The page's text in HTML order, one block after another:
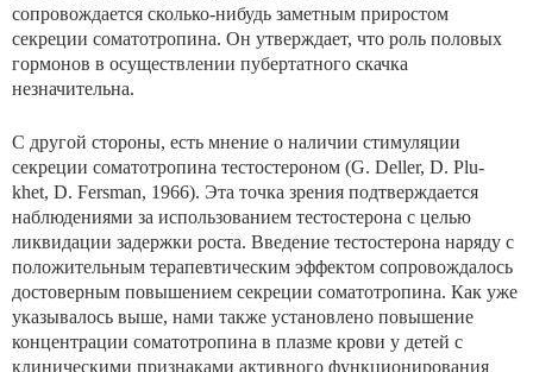
сопровождается сколько-нибудь заметным при­ростом
секреции соматотропина. Он утверждает, что роль половых
гормонов в осуществлении пубертатного скачка
незначительна.
С другой стороны, есть мнение о наличии стимуляции
секреции соматотропина тестостероном (G. Deller, D. Plu-
khet, D. Fersman, 1966). Эта точка зрения подтверждает­ся
наблюдениями за использованием тестостерона с целью
ликвидации задержки роста. Введение тестостеро­на наряду с
положительным терапевтическим эффектом сопровождалось
достоверным повышением секреции соматотропина. Как уже
указывалось выше, нами также ус­тановлено повышение
концентрации соматотропина в плазме крови у детей с
клиническими признаками актив­ного функционирования